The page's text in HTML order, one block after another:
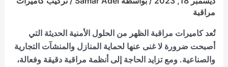
مراقبة
تُعدكاميرات مراقبة الظهر من الحلول الأمنية الحديثة التي
أصبحت ضرورة لا غنى عنها لحماية المنازل والمنشآت التجارية
والصناعية. ومع تزايد الحاجة إلى أنظمة مراقبة دقيقة وفعالة،